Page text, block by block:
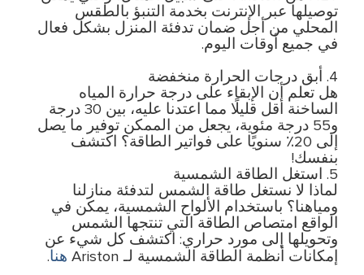
توصيلها عبر الإنترنت بخدمة التنبؤ بالطقس
المحلي من أجل ضمان تدفئة المنزل بشكل فعال
في جميع أوقات اليوم.
4. أبق درجات الحرارة منخفضة
هل تعلم أن الإبقاء على درجة حرارة المياه
الساخنة أقل قليلًا مما اعتدنا عليه، بين 30 درجة
و55 درجة مئوية، يجعل من الممكن توفير ما يصل
إلى 20٪ سنويًا على فواتير الطاقة؟ اكتشف
بنفسك!
5. استغل الطاقة الشمسية
لماذا لا نستغل طاقة الشمس لتدفئة منازلنا
ومياهنا؟ باستخدام الألواح الشمسية، يمكن في
الواقع امتصاص الطاقة التي تنتجها الشمس
وتحويلها إلى مورد حراري: اكتشف كل شيء عن
إمكانات أنظمة الطاقة الشمسية لـ Ariston
هنا.